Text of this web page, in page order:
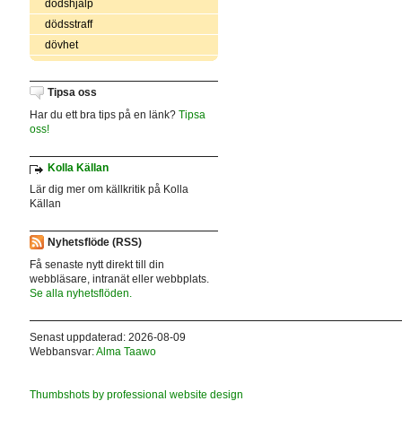
dödshjälp
dödsstraff
dövhet
Tipsa oss
Har du ett bra tips på en länk? Tipsa
oss!
Kolla Källan
Lär dig mer om källkritik på Kolla
Källan
Nyhetsflöde (RSS)
Få senaste nytt direkt till din
webbläsare, intranät eller webbplats.
Se alla nyhetsflöden.
Senast uppdaterad: 2026-08-09
Webbansvar:Alma Taawo
Thumbshots by professional website design